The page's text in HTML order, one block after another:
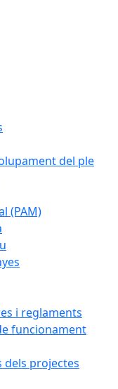
del ple
(PAM)
i reglaments
funcionament
dels projectes